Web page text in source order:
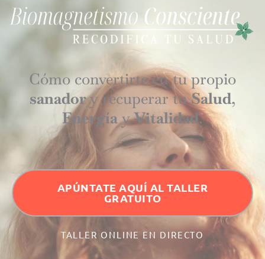
Cómo convertirte en tu propio
sanadory recuperar tuSalud,
EnergíayVitalidad.
APÚNTATE AQUÍ AL TALLER
GRATUITO
TALLER ONLINE EN DIRECTO